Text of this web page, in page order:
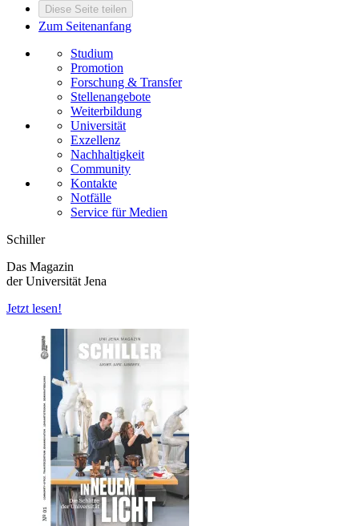
Diese Seite teilen
Zum Seitenanfang
Studium
Promotion
Forschung & Transfer
Stellenangebote
Weiterbildung
Universität
Exzellenz
Nachhaltigkeit
Community
Kontakte
Notfälle
Service für Medien
Schiller
Das Magazin
der Universität Jena
Jetzt lesen!